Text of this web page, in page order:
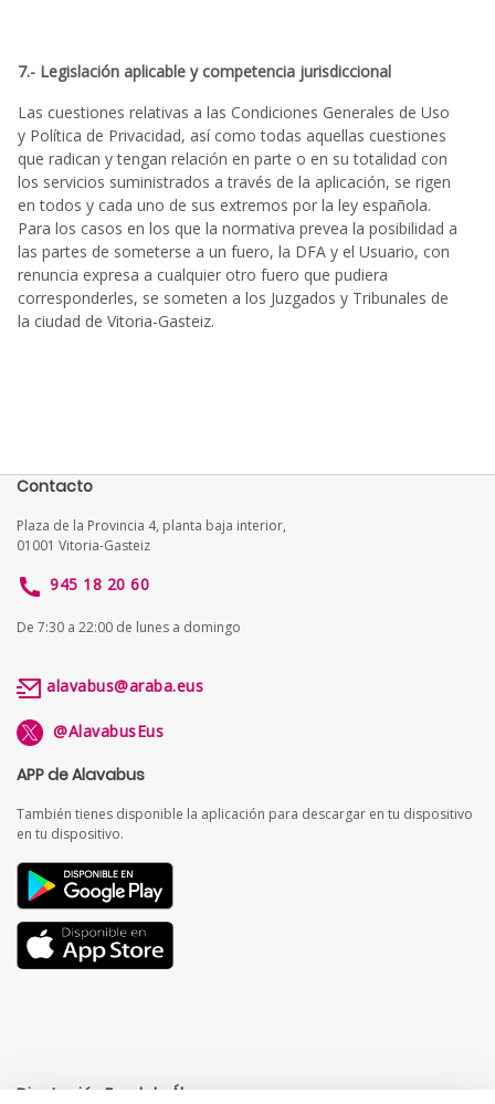
7.- Legislación aplicable y competencia jurisdiccional
Las cuestiones relativas a las Condiciones Generales de Uso
y Política de Privacidad, así como todas aquellas cuestiones
que radican y tengan relación en parte o en su totalidad con
los servicios suministrados a través de la aplicación, se rigen
en todos y cada uno de sus extremos por la ley española.
Para los casos en los que la normativa prevea la posibilidad a
las partes de someterse a un fuero, la DFA y el Usuario, con
renuncia expresa a cualquier otro fuero que pudiera
corresponderles, se someten a los Juzgados y Tribunales de
la ciudad de Vitoria-Gasteiz.
Contacto
Plaza de la Provincia 4, planta baja interior,
01001 Vitoria-Gasteiz
945 18 20 60
De 7:30 a 22:00 de lunes a domingo
alavabus@araba.eus
@AlavabusEus
APP de Alavabus
También tienes disponible la aplicación para descargar en tu dispositivo
en tu dispositivo.
Diputación Foral de Álava